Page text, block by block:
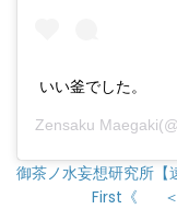
いい釜でした。
Zensaku Maegaki
御茶ノ水妄想研究所【
First《